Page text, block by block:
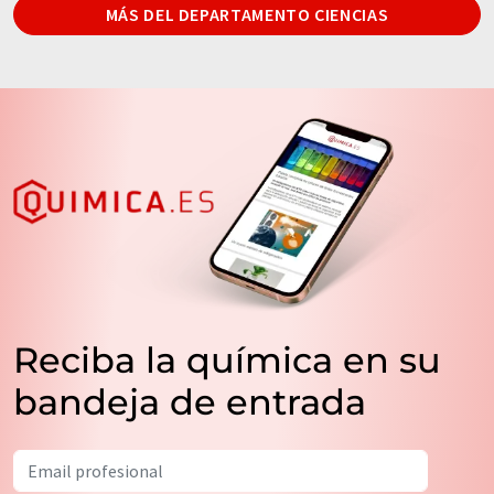
MÁS DEL DEPARTAMENTO CIENCIAS
Reciba la química en su
bandeja de entrada